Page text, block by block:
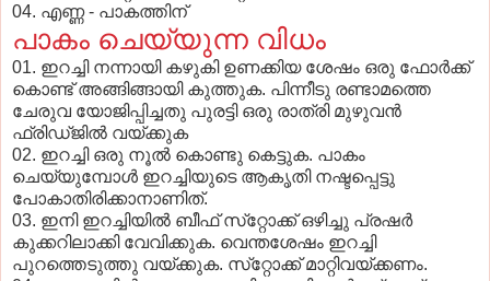
04. എണ്ണ - പാകത്തിന്
പാകം ചെയ്യുന്ന വിധം
01. ഇറച്ചി നന്നായി കഴുകി ഉണക്കിയ ശേഷം ഒരു ഫോര്‍ക്ക്
കൊണ്ട് അങ്ങിങ്ങായി കുത്തുക. പിന്നീടു രണ്ടാമത്തെ
ചേരുവ യോജിപ്പിച്ചതു പുരട്ടി ഒരു രാത്രി മുഴുവന്‍
ഫ്രിഡ്ജില്‍ വയ്ക്കുക
02. ഇറച്ചി ഒരു നൂല്‍ കൊണ്ടു കെട്ടുക. പാകം
ചെയ്യുമ്പോള്‍ ഇറച്ചിയുടെ ആകൃതി നഷ്ടപ്പെട്ടു
പോകാതിരിക്കാനാണിത്.
03. ഇനി ഇറച്ചിയില്‍ ബീഫ് സ്‌റ്റോക്ക് ഒഴിച്ചു പ്രഷര്‍
കുക്കറിലാക്കി വേവിക്കുക. വെന്തശേഷം ഇറച്ചി
പുറത്തെടുത്തു വയ്ക്കുക. സ്‌റ്റോക്ക് മാറ്റിവയ്ക്കണം.